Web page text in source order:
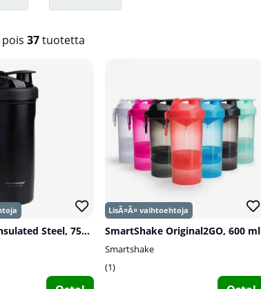
pois 37tuotetta
Smartshake Insulated Steel, 750 ml SmartShake Original2GO, 600 ml
Smartshake
1